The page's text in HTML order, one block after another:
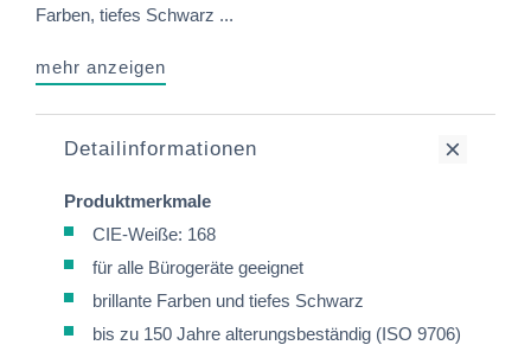
Farben, tiefes Schwarz ...
mehr anzeigen
Detailinformationen
Produktmerkmale
CIE-Weiße: 168
für alle Bürogeräte geeignet
brillante Farben und tiefes Schwarz
bis zu 150 Jahre alterungsbeständig (ISO 9706)